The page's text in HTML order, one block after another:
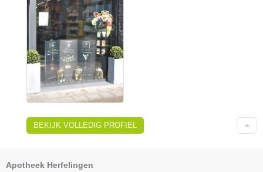
BEKIJK VOLLEDIG PROFIEL
Apotheek Herfelingen